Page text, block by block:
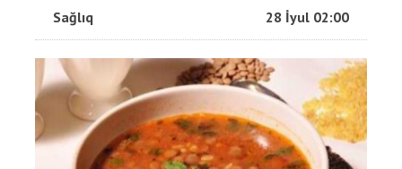
Sağlıq 28 İyul 02:00